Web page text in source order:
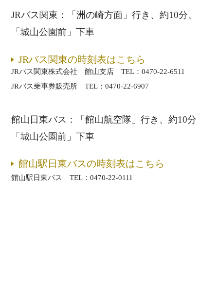
JRバス関東：「洲の崎方面」行き、約10分、
「城山公園前」下車
JRバス関東の時刻表はこちら
JRバス関東株式会社 館山支店 TEL：0470-22-6511
JRバス乗車券販売所 TEL：0470-22-6907
館山日東バス：「館山航空隊」行き、約10分
「城山公園前」下車
館山駅日東バスの時刻表はこちら
館山駅日東バス TEL：0470-22-0111